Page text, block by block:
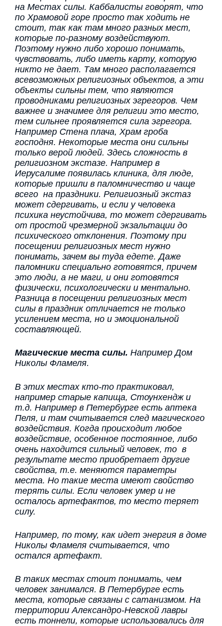
на Местах силы. Каббалисты говорят, что
по Храмовой горе просто так ходить не
стоит, так как там много разных мест,
которые по-разному воздействуют.
Поэтому нужно либо хорошо понимать,
чувствовать, либо иметь карту, которую
никто не дает. Там много располагается
всевозможных религиозных объектов, а эти
объекты сильны тем, что являются
проводниками религиозных эгрегоров. Чем
важнее и значимее для религии это место,
тем сильнее проявляется сила эгрегора.
Например Стена плача, Храм гроба
господня. Некоторые места они сильны
только верой людей. Здесь сложность в
религиозном экстазе. Например в
Иерусалиме появилась клиника, для люде,
которые пришли в паломничество и чаще
всего на праздники. Религиозный экстаз
может сдергивать, и если у человека
психика неустойчива, то может сдергивать
от простой чрезмерной экзальтации до
психического отклонения. Поэтому при
посещении религиозных мест нужно
понимать, зачем вы туда едете. Даже
паломники специально готовятся, причем
это люди, а не маги, и они готовятся
физически, психологически и ментально.
Разница в посещении религиозных мест
силы в праздник отличается не только
усилением места, но и эмоциональной
составляющей.
Магические места силы. Например Дом
Николы Фламеля.
В этих местах кто-то практиковал,
например старые капища, Стоунхендж и
т.д. Например в Петербурге есть аптека
Пеля, и там считывается след магического
воздействия. Когда происходит любое
воздействие, особенное постоянное, либо
очень находится сильный человек, то в
результате место приобретает другие
свойства, т.е. меняются параметры
места. Но такие места имеют свойство
терять силы. Если человек умер и не
осталось артефактов, то место теряет
силу.
Например, по тому, как идет энергия в доме
Николы Фламеля считывается, что
остался артефакт.
В таких местах стоит понимать, чем
человек занимался. В Петербурге есть
места, которые связаны с сатанизмом. На
территории Александро-Невской лавры
есть тоннели, которые использовались для